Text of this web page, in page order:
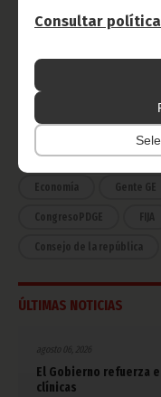
Consultar
Noticias
África
COVID-19
Economía Gente GE
CongresoPDGE FIJA
Consejo de la república
ÚLTIMAS NOTICIAS
agosto 06, 2026
El Gobierno refuerza
clínicas